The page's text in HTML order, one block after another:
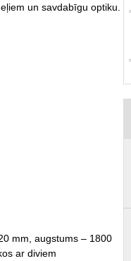
un savdabīgu optiku.
mm, augstums – 1800
ar diviem